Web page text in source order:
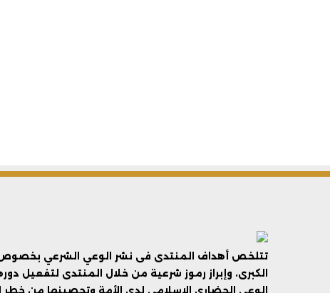
تتلخص أهداف المنتدى فى نشر الوعي الشرعي بخصوص
الكبرى، وإبراز رموز شرعية من خلال المنتدى لتفعيل
الوعي الحضاري الإسلامي لدى الأمة وتحصينها من خطر